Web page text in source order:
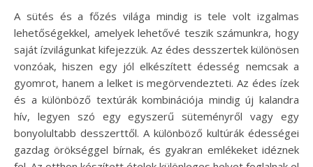
A sütés és a főzés világa mindig is tele volt izgalmas
lehetőségekkel, amelyek lehetővé teszik számunkra, hogy
saját ízvilágunkat kifejezzük. Az édes desszertek különösen
vonzóak, hiszen egy jól elkészített édesség nemcsak a
gyomrot, hanem a lelket is megörvendezteti. Az édes ízek
és a különböző textúrák kombinációja mindig új kalandra
hív, legyen szó egy egyszerű süteményről vagy egy
bonyolultabb desszerttől. A különböző kultúrák édességei
gazdag örökséggel bírnak, és gyakran emlékeket idéznek